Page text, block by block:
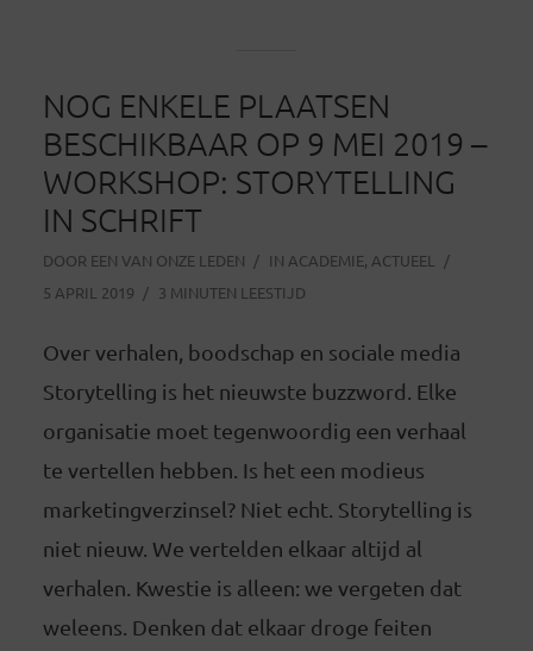
NOG ENKELE PLAATSEN
BESCHIKBAAR OP 9 MEI 2019 –
WORKSHOP: STORYTELLING
IN SCHRIFT
DOOR EEN VAN ONZE LEDEN IN ACADEMIE, ACTUEEL
5 APRIL 2019
3 MINUTEN LEESTIJD
Over verhalen, boodschap en sociale media
Storytelling is het nieuwste buzzword. Elke
organisatie moet tegenwoordig een verhaal
te vertellen hebben. Is het een modieus
marketingverzinsel? Niet echt. Storytelling is
niet nieuw. We vertelden elkaar altijd al
verhalen. Kwestie is alleen: we vergeten dat
weleens. Denken dat elkaar droge feiten